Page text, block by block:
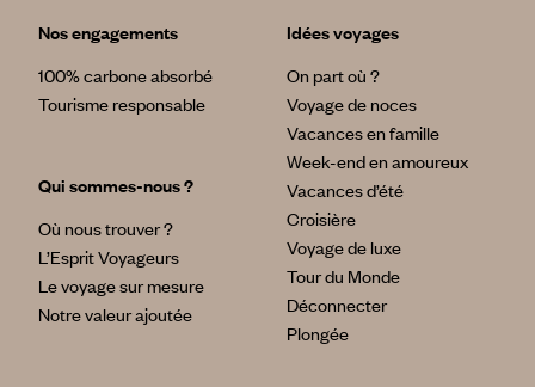
Nos engagements
100% carbone absorbé
Tourisme responsable
Qui sommes-nous ?
Où nous trouver ?
L’Esprit Voyageurs
Le voyage sur mesure
Notre valeur ajoutée
Idées voyages
On part où ?
Voyage de noces
Vacances en famille
Week-end en amoureux
Vacances d’été
Croisière
Voyage de luxe
Tour du Monde
Déconnecter
Plongée